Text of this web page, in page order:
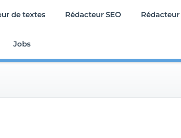
de textes Rédacteur SEO
Jobs